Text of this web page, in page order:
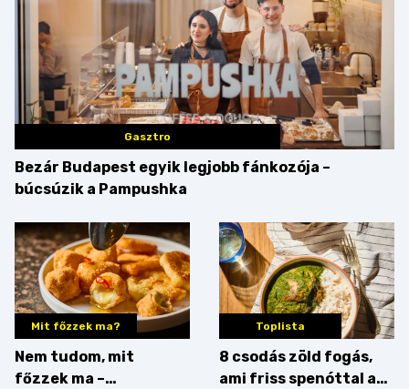
Gasztro
Bezár Budapest egyik legjobb fánkozója –
búcsúzik a Pampushka
Mit főzzek ma?
Nem tudom, mit
főzzek ma –
Toplista
8 csodás zöld fogás,
ami friss spenóttal az